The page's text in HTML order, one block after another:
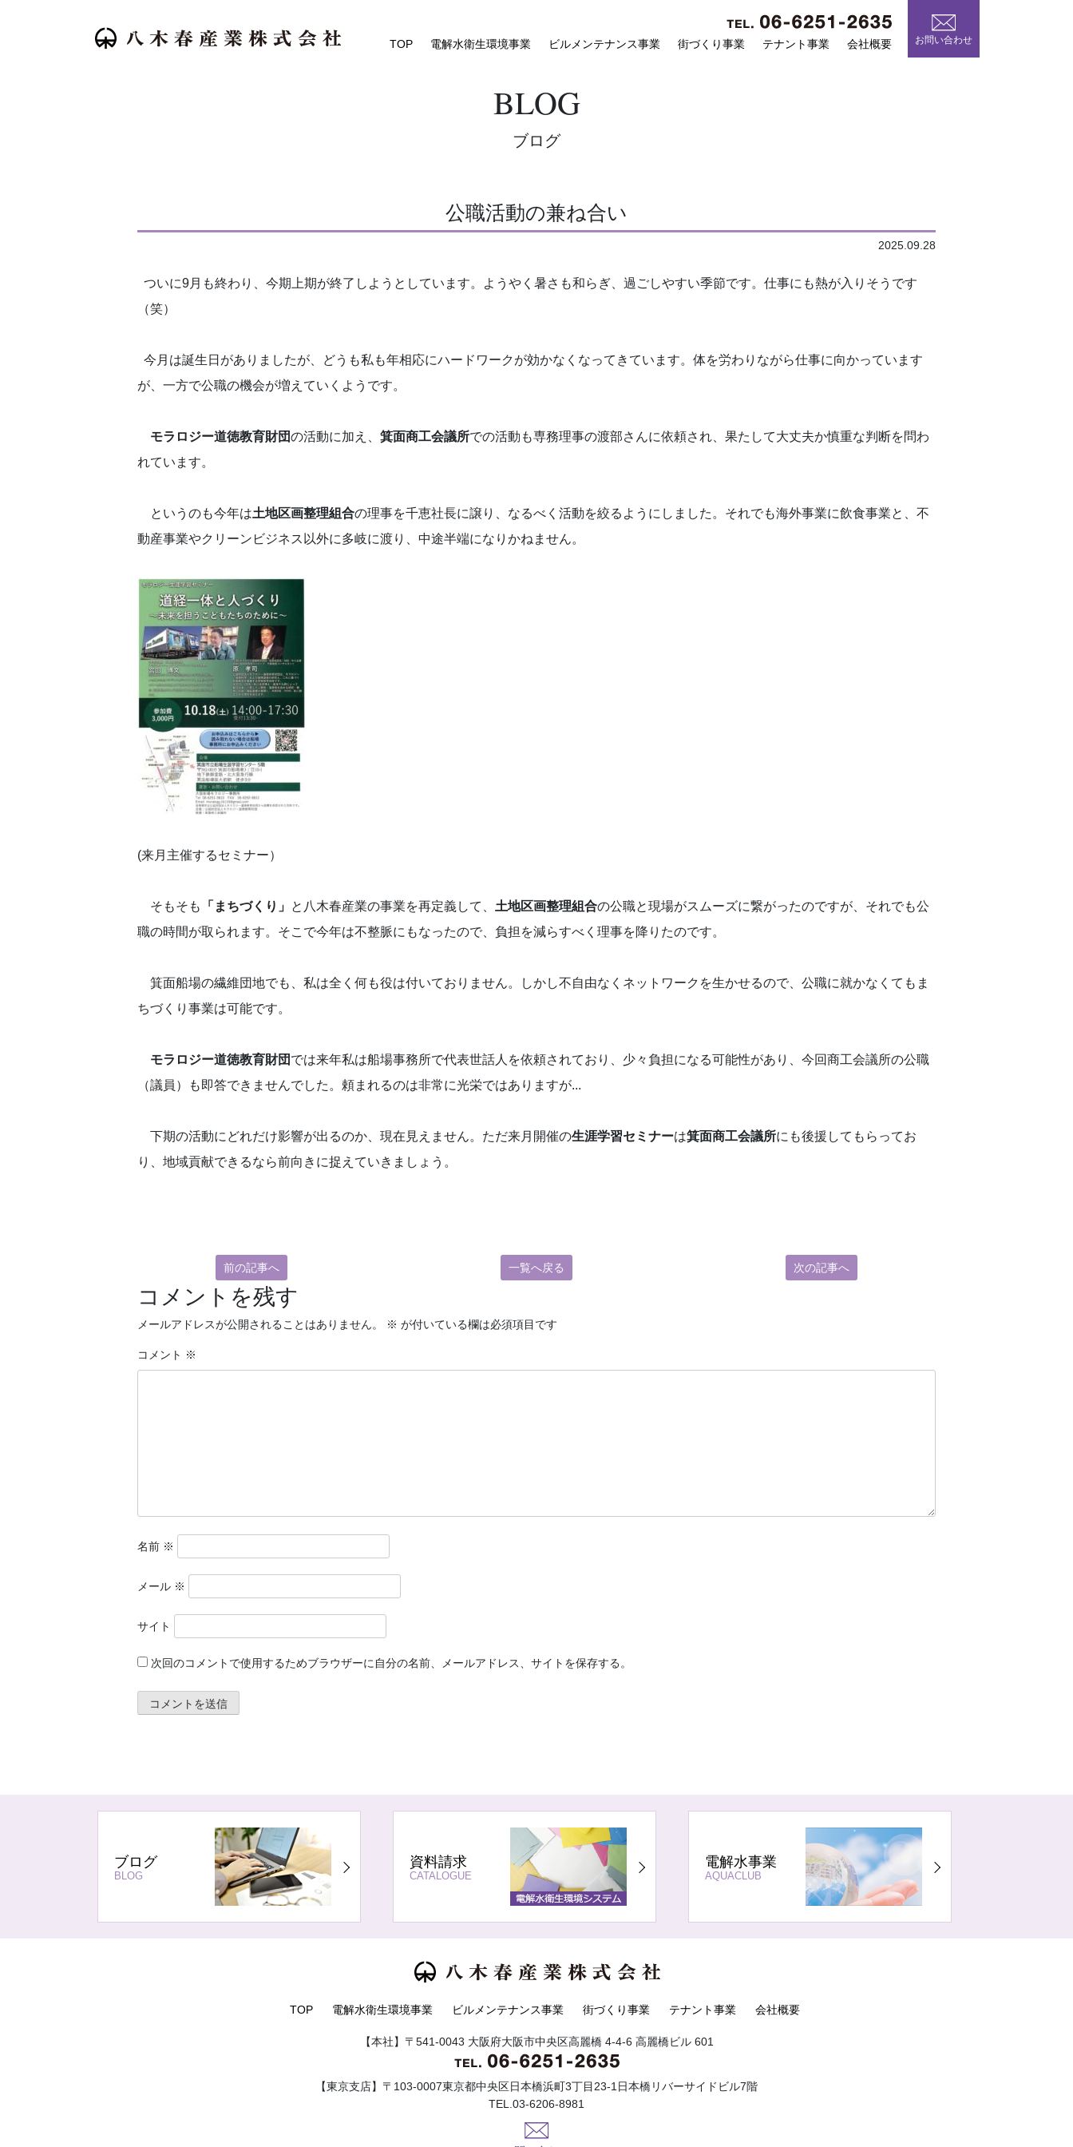
TOP 電解水衛生環境事業 ビルメンテナンス事業 街づくり事業 テナント事業 会社概要 お問い合わせ
BLOG
ブログ
公職活動の兼ね合い
2025.09.28
ついに9月も終わり、今期上期が終了しようとしています。ようやく暑さも和らぎ、過ごしやすい季節です。仕事にも熱が入りそうです
（笑）
今月は誕生日がありましたが、どうも私も年相応にハードワークが効かなくなってきています。体を労わりながら仕事に向かっています
が、一方で公職の機会が増えていくようです。
モラロジー道徳教育財団の活動に加え、 箕面商工会議所での活動も専務理事の渡部さんに依頼され、果たして大丈夫か慎重な判断を問わ
れています。
というのも今年は土地区画整理組合の理事を千恵社長に譲り、なるべく活動を絞るようにしました。それでも海外事業に飲食事業と、不
動産事業やクリーンビジネス以外に多岐に渡り、中途半端になりかねません。
(来月主催するセミナー）
そもそも 「まちづくり」 と八木春産業の事業を再定義して、 土地区画整理組合の公職と現場がスムーズに繋がったのですが、それでも公
職の時間が取られます。そこで今年は不整脈にもなったので、負担を減らすべく理事を降りたのです。
箕面船場の繊維団地でも、私は全く何も役は付いておりません。しかし不自由なくネットワークを生かせるので、公職に就かなくてもま
ちづくり事業は可能です。
モラロジー道徳教育財団 では来年私は船場事務所で代表世話人を依頼されており、少々負担になる可能性があり、今回商工会議所の公職
（議員）も即答できませんでした。頼まれるのは非常に光栄ではありますが...
下期の活動にどれだけ影響が出るのか、現在見えません。ただ来月開催の生涯学習セミナーは箕面商工会議所にも後援してもらってお
り、地域貢献できるなら前向きに捉えていきましょう。
前の記事へ 一覧へ戻る 次の記事へ
コメントを残す
メールアドレスが公開されることはありません。 ※ が付いている欄は必須項目です
コメント ※
名前 ※
メール ※
サイト
次回のコメントで使用するためブラウザーに自分の名前、メールアドレス、サイトを保存する。
ブログ
BLOG
資料請求
CATALOGUE
電解水事業
AQUACLUB
TOP 電解水衛生環境事業 ビルメンテナンス事業 街づくり事業 テナント事業 会社概要
【本社】〒541-0043 大阪府大阪市中央区高麗橋 4-4-6 高麗橋ビル 601
【東京支店】〒103-0007東京都中央区日本橋浜町3丁目23-1日本橋リバーサイドビル7階
TEL.03-6206-8981